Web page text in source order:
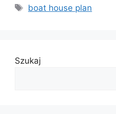
Tagi
boat house plan
Szukaj